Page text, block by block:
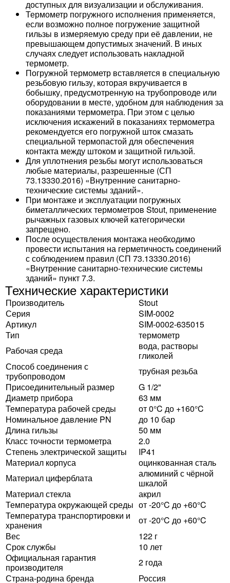
доступных для визуализации и обслуживания.
Термометр погружного исполнения применяется,
если возможно полное погружение защитной
гильзы в измеряемую среду при её давлении, не
превышающем допустимых значений. В иных
случаях следует использовать накладной
термометр.
Погружной термометр вставляется в специальную
резьбовую гильзу, которая вкручивается в
бобышку, предусмотренную на трубопроводе или
оборудовании в месте, удобном для наблюдения за
показаниями термометра. При этом с целью
исключения искажений в показаниях термометра
рекомендуется его погружной шток смазать
специальной термопастой для обеспечения
контакта между штоком и защитной гильзой.
Для уплотнения резьбы могут использоваться
любые материалы, разрешенные (СП
73.13330.2016) «Внутренние санитарно-
технические системы зданий».
При монтаже и эксплуатации погружных
биметаллических термометров Stout, применение
рычажных газовых ключей категорически
запрещено.
После осуществления монтажа необходимо
провести испытания на герметичность соединений
с соблюдением правил (СП 73.13330.2016)
«Внутренние санитарно-технические системы
зданий» пункт 7.3.
Технические характеристики
Производитель
Stout
Серия
SIM-0002
Артикул
SIM-0002-635015
Тип
термометр
Рабочая среда
вода, растворы
гликолей
Способ соединения с
трубопроводом
трубная резьба
Присоединительный размер
G 1/2"
Диаметр прибора
63 мм
Температура рабочей среды
от 0°C до +160°C
Номинальное давление PN
до 10 бар
Длина гильзы
50 мм
Класс точности термометра
2.0
Степень электрической защиты
IP41
Материал корпуса
оцинкованная сталь
Материал циферблата
алюминий с чёрной
шкалой
Материал стекла
акрил
Температура окружающей среды от -20°C до +60°C
Температура транспортировки и
хранения
от -20°C до +60°C
Вес
122 г
Срок службы
10 лет
Официальная гарантия
производителя
2 года
Страна-родина бренда
Россия